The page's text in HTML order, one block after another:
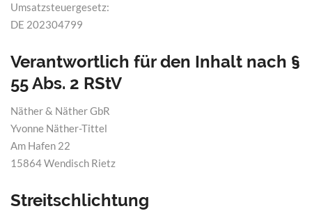
Umsatzsteuergesetz:
DE 202304799
Verantwortlich für den Inhalt nach §
55 Abs. 2 RStV
Näther & Näther GbR
Yvonne Näther-Tittel
Am Hafen 22
15864 Wendisch Rietz
Streitschlichtung